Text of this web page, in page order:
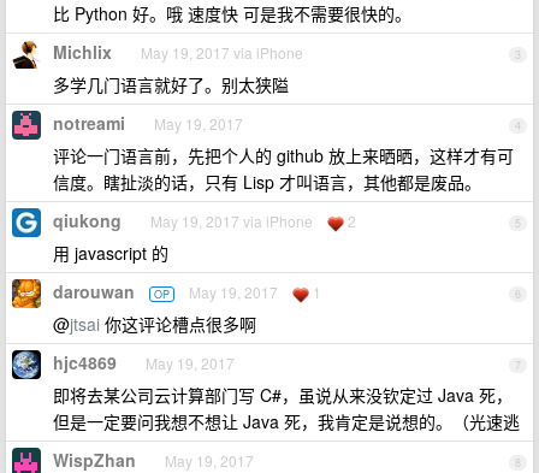
比 Python 好。哦 速度快 可是我不需要很快的。
3
Michlix May 19, 2017 via iPhone
多学几门语言就好了。别太狭隘
4
notreami May 19, 2017
评论一门语言前，先把个人的 github 放上来晒晒，这样才有可
信度。瞎扯淡的话，只有 Lisp 才叫语言，其他都是废品。
5
qiukong May 19, 2017 via iPhone 2
用 javascript 的
6
darouwan OP May 19, 2017 1
@jtsai 你这评论槽点很多啊
7
hjc4869 May 19, 2017
即将去某公司云计算部门写 C#，虽说从来没钦定过 Java 死，
但是一定要问我想不想让 Java 死，我肯定是说想的。（光速逃
8
WispZhan May 19, 2017